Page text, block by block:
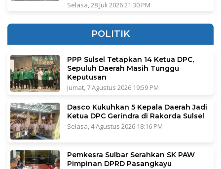
Selasa, 28 Juli 2026 21:30 PM
POLITIK
PPP Sulsel Tetapkan 14 Ketua DPC,
Sepuluh Daerah Masih Tunggu
Keputusan
Jumat, 7 Agustus 2026 19:59 PM
Dasco Kukuhkan 5 Kepala Daerah Jadi
Ketua DPC Gerindra di Rakorda Sulsel
Selasa, 4 Agustus 2026 18:16 PM
Pemkesra Sulbar Serahkan SK PAW
Pimpinan DPRD Pasangkayu